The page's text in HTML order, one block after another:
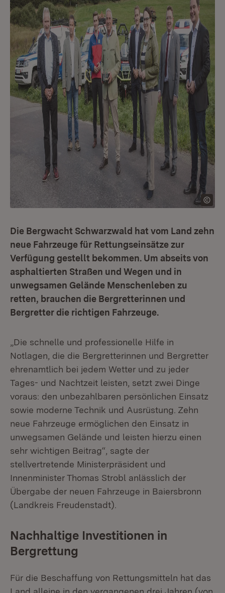
Die Bergwacht Schwarzwald hat vom Land zehn
neue Fahrzeuge für Rettungseinsätze zur
Verfügung gestellt bekommen. Um abseits von
asphaltierten Straßen und Wegen und in
unwegsamen Gelände Menschenleben zu
retten, brauchen die Bergretterinnen und
Bergretter die richtigen Fahrzeuge.
„Die schnelle und professionelle Hilfe in
Notlagen, die die Bergretterinnen und Bergretter
ehrenamtlich bei jedem Wetter und zu jeder
Tages- und Nachtzeit leisten, setzt zwei Dinge
voraus: den unbezahlbaren persönlichen Einsatz
sowie moderne Technik und Ausrüstung. Zehn
neue Fahrzeuge ermöglichen den Einsatz in
unwegsamen Gelände und leisten hierzu einen
sehr wichtigen Beitrag“, sagte der
stellvertretende Ministerpräsident und
Innenminister Thomas Strobl anlässlich der
Übergabe der neuen Fahrzeuge in Baiersbronn
(Landkreis Freudenstadt).
Nachhaltige Investitionen in
Bergrettung
Für die Beschaffung von Rettungsmitteln hat das